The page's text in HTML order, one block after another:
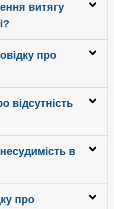
витягу
про
відсутність
в
про